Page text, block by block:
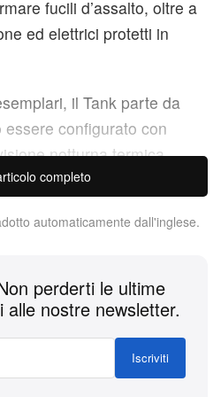
fucili d’assalto, oltre a
ed elettrici protetti in
il Tank parte da
configurato con
notturna termica,
di rilevamento di
con sede a Irvine, ha
veicolo tattico urbano
dalla spesa al
completo
automaticamente dall'inglese.
perderti le ultime
alle nostre newsletter.
Iscriviti